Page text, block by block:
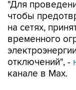
на сетях,
временного
отключений", -
канале в Max.
По его словам,